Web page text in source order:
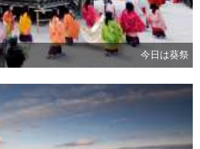
今日は葵祭